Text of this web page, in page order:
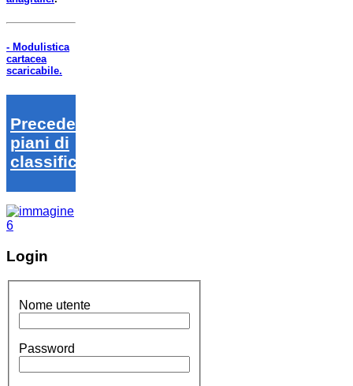
- Modulistica
cartacea
scaricabile.
Precedenti
piani di
classifica
Login
Nome utente
Password